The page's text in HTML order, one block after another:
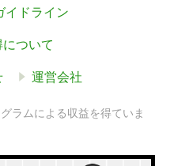
イドライン
ついて
運営会社
ラムによる収益を得ていま